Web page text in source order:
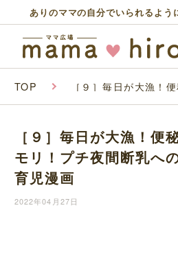
ありのママの自分でいられるよう
TOP ［９］毎日が大漁！
［９］毎日が大漁！便
モリ！プチ夜間断乳へ
育児漫画
2022年04月27日